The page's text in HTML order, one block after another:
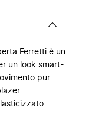
Ferretti è un
un look smart-
pur